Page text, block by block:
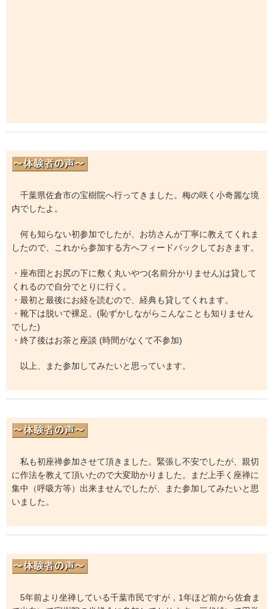
千葉県佐倉市の宝樹院へ行ってきました。梅の咲く小奇麗な境
内でしたよ。
何も知らない初参加でしたが、お坊さんが丁寧に教えてくれま
したので、これから参加する方へフィードバックしておきます。
・座布団とお尻の下に敷く丸いやつ(名前分かりません)は貸して
くれるので自分でとりに行く。
・最初と最後にお経を読むので、経典も貸してくれます。
・靴下は脱いで裸足。(恥ずかしながらこんなことも知りません
でした)
・終了後はお茶と座談 (時間がなくて不参加)
以上、また参加してみたいと思っています。
私も初座禅参加させて頂きました。緊張し不安でしたが、親切
に作法を教えて頂いたので大変助かりました。まだ上手く座禅に
集中（呼吸方等）出来ませんでしたが、また参加してみたいと思
いました。
5年前より坐禅している千葉市民ですが，1年ほど前から佐倉ま